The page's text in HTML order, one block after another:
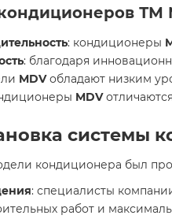
ТМ
: кондиционеры
: благодаря
MDVобладают низким
MDV
системы
кондиционера был
: специалисты
работ и